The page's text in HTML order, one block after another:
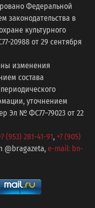
Федеральной
законодательства в
культурного
20988 от 29 сентября
изменения
состава
уточнением
Эл № ФС77−79023 от 22
(953) 281-41-91, +7 (905)
@bragazeta, e-mail: bn-